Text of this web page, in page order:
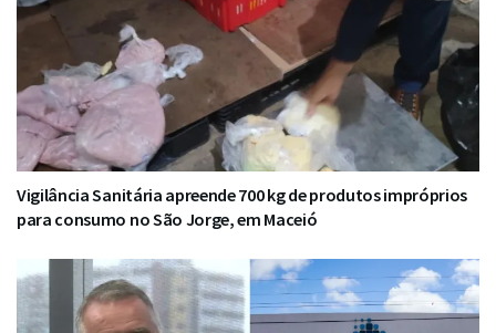
Vigilância Sanitária apreende 700 kg de produtos impróprios
para consumo no São Jorge, em Maceió